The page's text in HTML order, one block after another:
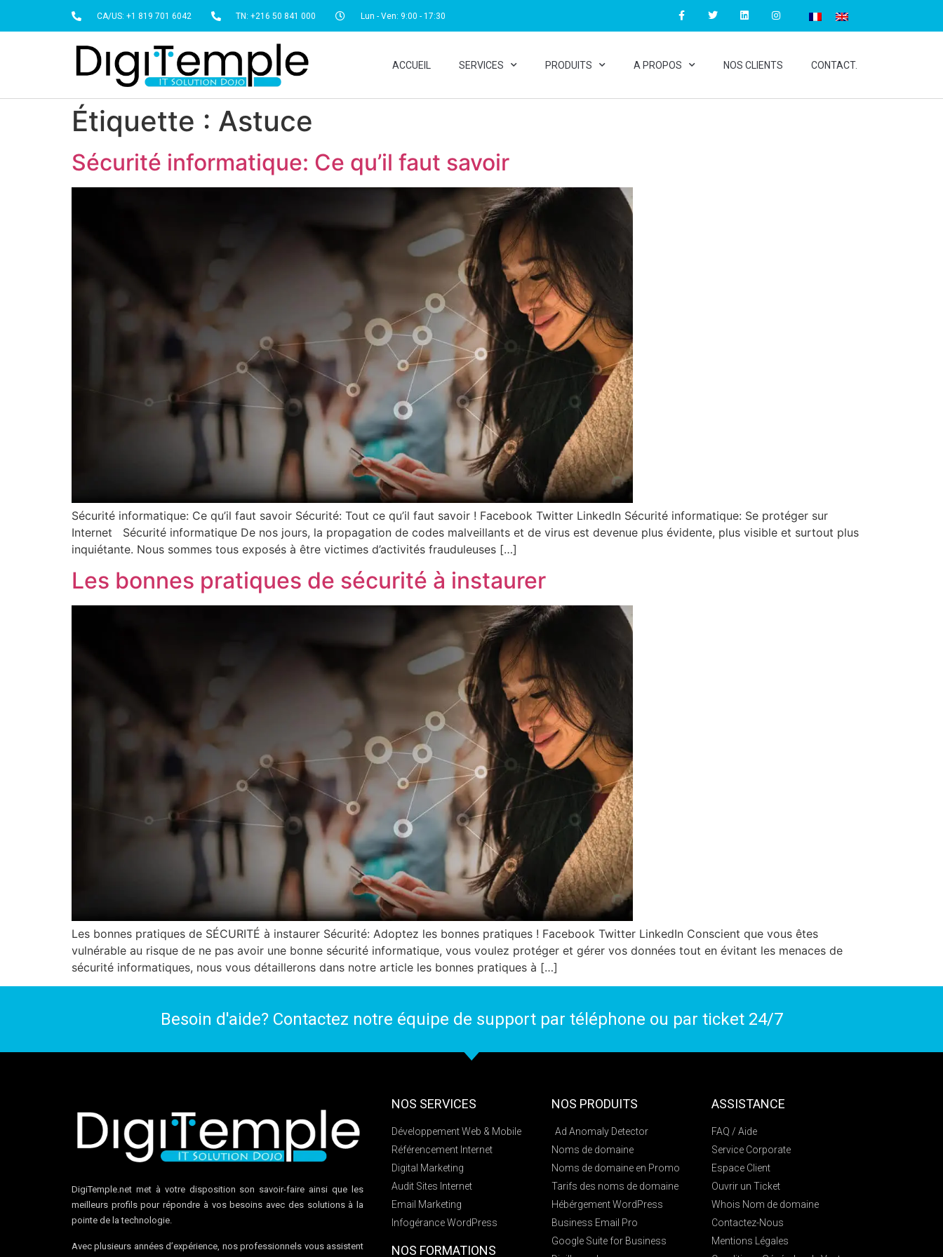
CA/US: +1 819 701 6042 TN: +216 50 841 000 Lun - Ven: 9:00 - 17:30
ACCUEIL SERVICES PRODUITS A PROPOS NOS CLIENTS CONTACT.
Étiquette : Astuce
Sécurité informatique: Ce qu’il faut savoir
Sécurité informatique: Ce qu’il faut savoir Sécurité: Tout ce qu’il faut savoir ! Facebook Twitter LinkedIn Sécurité informatique: Se protéger sur
Internet Sécurité informatique De nos jours, la propagation de codes malveillants et de virus est devenue plus évidente, plus visible et surtout plus
inquiétante. Nous sommes tous exposés à être victimes d’activités frauduleuses […]
Les bonnes pratiques de sécurité à instaurer
Les bonnes pratiques de SÉCURITÉ à instaurer Sécurité: Adoptez les bonnes pratiques ! Facebook Twitter LinkedIn Conscient que vous êtes
vulnérable au risque de ne pas avoir une bonne sécurité informatique, vous voulez protéger et gérer vos données tout en évitant les menaces de
sécurité informatiques, nous vous détaillerons dans notre article les bonnes pratiques à […]
Besoin d'aide? Contactez notre équipe de support par téléphone ou par ticket24/7
DigiTemple.net met à votre disposition son savoir-faire ainsi que les
meilleurs profils pour répondre à vos besoins avec des solutions à la
pointe de la technologie.
Avec plusieurs années d’expérience, nos professionnels vous assistent
NOS SERVICES
Développement Web & Mobile
Référencement Internet
Digital Marketing
Audit Sites Internet
Email Marketing
Infogérance WordPress
NOS FORMATIONS
NOS PRODUITS
Ad Anomaly Detector
Noms de domaine
Noms de domaine en Promo
Tarifs des noms de domaine
Hébérgement WordPress
Business Email Pro
Google Suite for Business
ASSISTANCE
FAQ / Aide
Service Corporate
Espace Client
Ouvrir un Ticket
Whois Nom de domaine
Contactez-Nous
Mentions Légales